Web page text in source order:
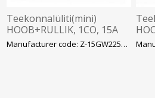
Teekonnalüliti(mini)
HOOB+RULLIK, 1CO, 15A
AC-1, kruviklemm, OmronManufacturer code: Z-15GW2255-B